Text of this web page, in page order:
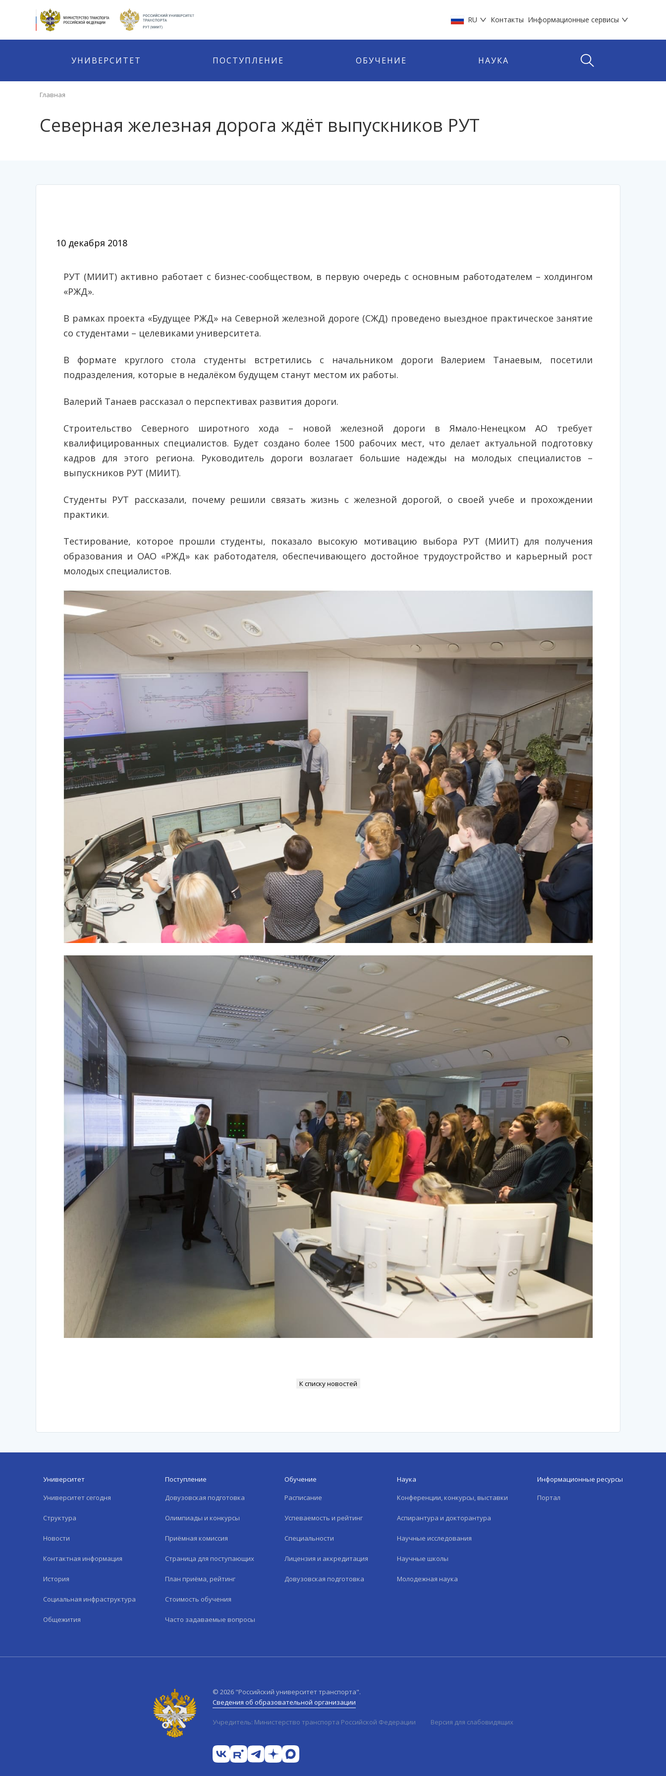
RU Контакты Информационные сервисы
УНИВЕРСИТЕТ ПОСТУПЛЕНИЕ ОБУЧЕНИЕ НАУКА
Главная
Северная железная дорога ждёт выпускников РУТ
10 декабря 2018
РУТ (МИИТ) активно работает с бизнес-сообществом, в первую очередь с основным работодателем – холдингом
«РЖД».
В рамках проекта «Будущее РЖД» на Северной железной дороге (СЖД) проведено выездное практическое занятие
со студентами – целевиками университета.
В формате круглого стола студенты встретились с начальником дороги Валерием Танаевым, посетили
подразделения, которые в недалёком будущем станут местом их работы.
Валерий Танаев рассказал о перспективах развития дороги.
Строительство Северного широтного хода – новой железной дороги в Ямало-Ненецком АО требует
квалифицированных специалистов. Будет создано более 1500 рабочих мест, что делает актуальной подготовку
кадров для этого региона. Руководитель дороги возлагает большие надежды на молодых специалистов –
выпускников РУТ (МИИТ).
Студенты РУТ рассказали, почему решили связать жизнь с железной дорогой, о своей учебе и прохождении
практики.
Тестирование, которое прошли студенты, показало высокую мотивацию выбора РУТ (МИИТ) для получения
образования и ОАО «РЖД» как работодателя, обеспечивающего достойное трудоустройство и карьерный рост
молодых специалистов.
К списку новостей
Университет
Университет сегодня
Структура
Новости
Контактная информация
История
Социальная инфраструктура
Общежития
Поступление
Довузовская подготовка
Олимпиады и конкурсы
Приёмная комиссия
Страница для поступающих
План приёма, рейтинг
Стоимость обучения
Часто задаваемые вопросы
Обучение
Расписание
Успеваемость и рейтинг
Специальности
Лицензия и аккредитация
Довузовская подготовка
Наука
Конференции, конкурсы, выставки
Аспирантура и докторантура
Научные исследования
Научные школы
Молодежная наука
Информационные ресурсы
Портал
© 2026 "Российский университет транспорта".
Сведения об образовательной организации
Учредитель: Министерство транспорта Российской Федерации Версия для слабовидящих